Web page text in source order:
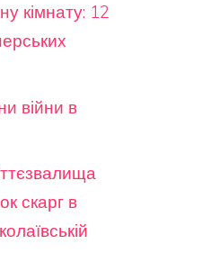
кімнату: 12
війни в
скарг в